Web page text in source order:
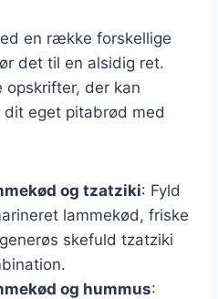
en række forskellige
det til en alsidig ret.
der kan
eget pitabrød med
og tzatziki: Fyld
lammekød, friske
skefuld tzatziki
og hummus: